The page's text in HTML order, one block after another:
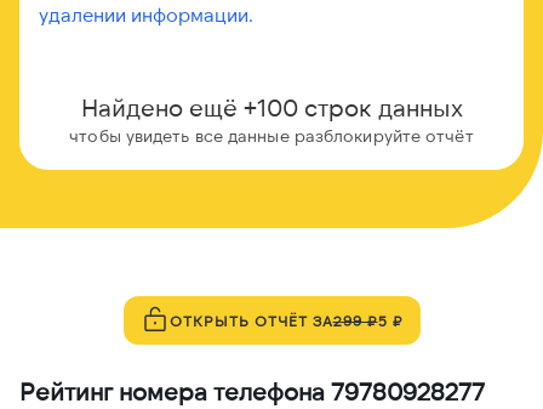
удалении информации.
Найдено ещё +100 строк данных
чтобы увидеть все данные разблокируйте отчёт
ОТКРЫТЬ ОТЧЁТ ЗА299 ₽5 ₽
Рейтинг номера телефона 79780928277